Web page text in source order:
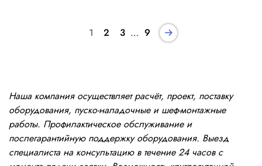
1 2 3 … 9
Наша компания осуществляет расчёт, проект, поставку
оборудования, пуско-наладочные и шеф-монтажные
работы. Профилактическое обслуживание и
послегарантийную поддержку оборудования. Выезд
специалиста на консультацию в течение 24 часов с